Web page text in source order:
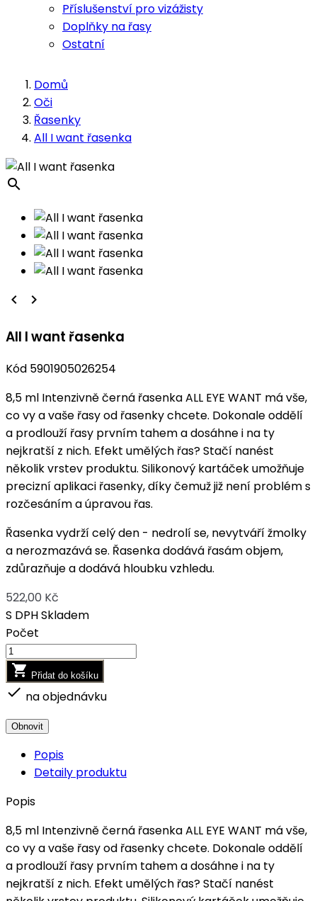
Příslušenství pro vizážisty
Doplňky na řasy
Ostatní
Domů
Oči
Řasenky
All I want řasenka
search
 
All I want řasenka
Kód 5901905026254
8,5 ml Intenzivně černá řasenka ALL EYE WANT má vše,
co vy a vaše řasy od řasenky chcete. Dokonale oddělí
a prodlouží řasy prvním tahem a dosáhne i na ty
nejkratší z nich. Efekt umělých řas? Stačí nanést
několik vrstev produktu. Silikonový kartáček umožňuje
precizní aplikaci řasenky, díky čemuž již není problém s
rozčesáním a úpravou řas.
Řasenka vydrží celý den - nedrolí se, nevytváří žmolky
a nerozmazává se. Řasenka dodává řasám objem,
zdůrazňuje a dodává hloubku vzhledu.
522,00 Kč
S DPHSkladem
Počet
 Přidat do košíku
 na objednávku
Popis
Detaily produktu
Popis
8,5 ml Intenzivně černá řasenka ALL EYE WANT má vše,
co vy a vaše řasy od řasenky chcete. Dokonale oddělí
a prodlouží řasy prvním tahem a dosáhne i na ty
nejkratší z nich. Efekt umělých řas? Stačí nanést